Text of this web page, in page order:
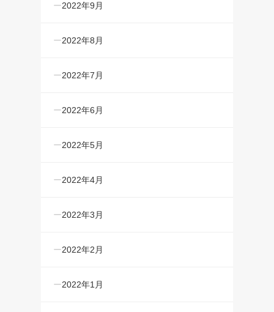
2022年9月
2022年8月
2022年7月
2022年6月
2022年5月
2022年4月
2022年3月
2022年2月
2022年1月